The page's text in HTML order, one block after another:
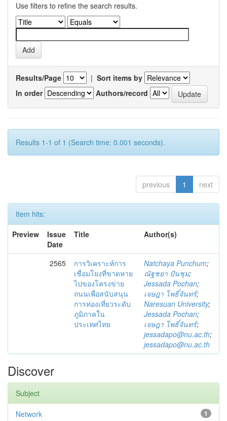
Use filters to refine the search results.
Results/Page | Sort items by
In order
Authors/record
Results 1-1 of 1 (Search time: 0.001 seconds).
previous 1 next
Item hits:
Preview
Issue
Date
Title Author(s)
2565
การวิเคราะห์การ
เชื่อมโยงที่ขาดหาย
ไปของโครงข่าย
ถนนเพื่อสนับสนุน
การท่องเที่ยวระดับ
ภูมิภาคใน
ประเทศไทย
Natchaya Punchum;
ณัฐชยา ปันชุม;
Jessada Pochan;
เจษฎา โพธิ์จันทร์;
Naresuan University;
Jessada Pochan;
เจษฎา โพธิ์จันทร์;
jessadapo@nu.ac.th;
jessadapo@nu.ac.th
Discover
Subject
1
Network